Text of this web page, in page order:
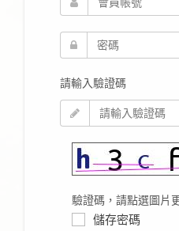
請輸入驗證碼
驗證碼，請點選圖片
儲存密碼